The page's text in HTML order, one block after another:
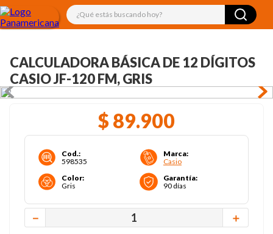
¿Qué estás buscando hoy?
CALCULADORA BÁSICA DE 12 DÍGITOS
CASIO JF-120 FM, GRIS
$ 89.900
Cod.:
598535
Marca:
Casio
Color:
Gris
Garantía:
90 días
＋
－